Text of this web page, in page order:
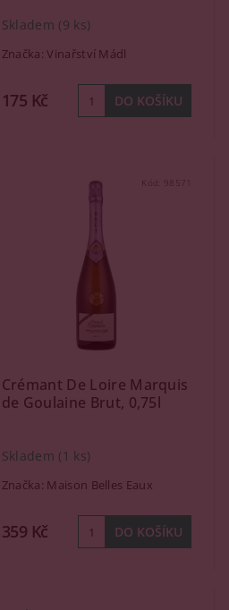
Skladem (9 ks)
Značka:Vinařství Mádl
175 Kč
Kód: 98571
Crémant De Loire Marquis
de Goulaine Brut, 0,75l
Skladem (1 ks)
Značka: Maison Belles Eaux
359 Kč